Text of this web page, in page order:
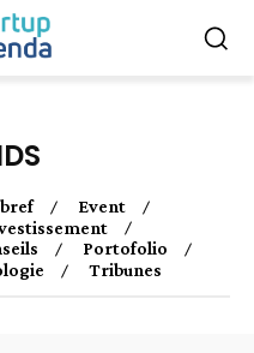
Event
Portofolio
Tribunes